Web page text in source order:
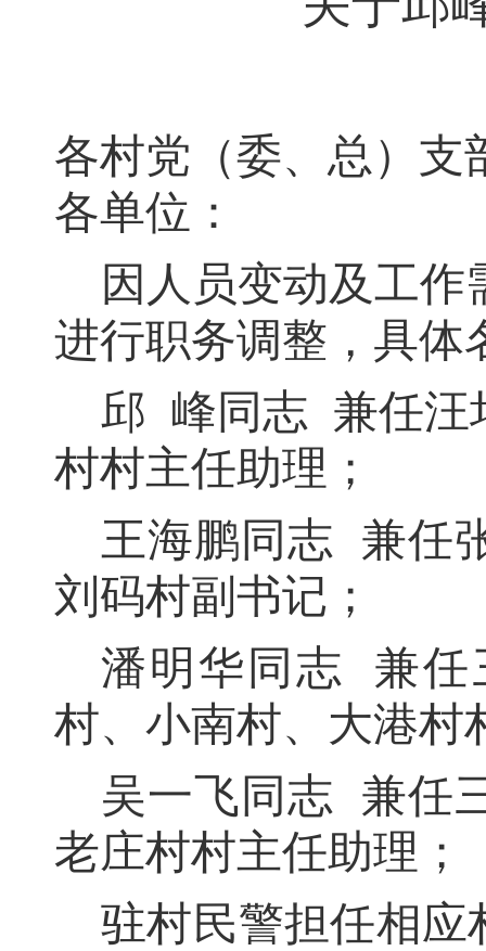
各村党（委、总）支
各单位：
因人员变动及工作
进行职务调整 ， 具体
邱 峰同志 兼任汪
村村主任助理 ；
王海鹏同志
兼任
刘码村副书记 ；
潘明华同志
兼任
村、小南村、大港村
吴一飞同志
兼任
老庄村村主任助理 ；
驻村民警担任相应